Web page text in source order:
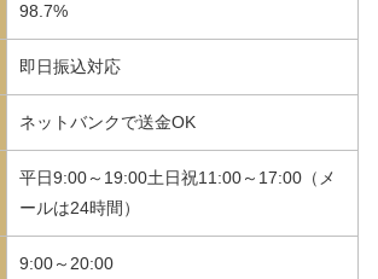
98.7%
即日振込対応
ネットバンクで送金OK
平日9:00～19:00土日祝11:00～17:00（メ
ールは24時間）
9:00～20:00